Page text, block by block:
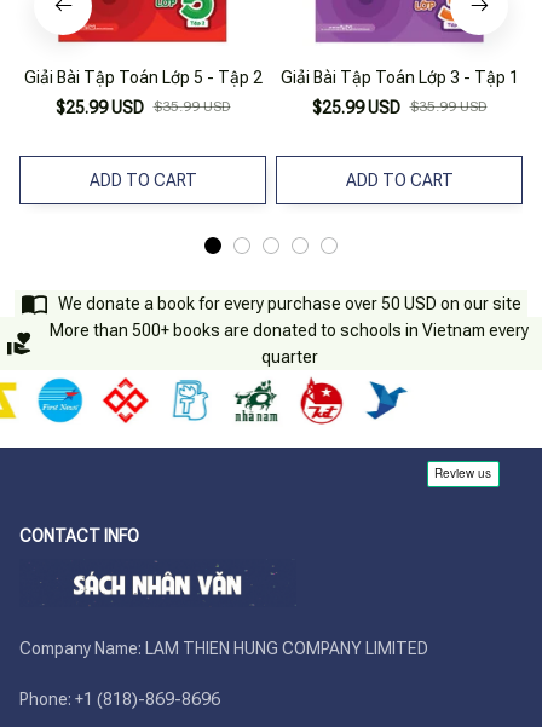
Giải Bài Tập Toán Lớp 5 - Tập 2
$25.99 USD $35.99 USD
ADD TO CART
Giải Bài Tập Toán Lớp 3 - Tập 1
$25.99 USD $35.99 USD
ADD TO CART
We donate a book for every purchase over 50 USD on our site
More than 500+ books are donated to schools in Vietnam every
quarter
CONTACT INFO
Company Name: LAM THIEN HUNG COMPANY LIMITED
Phone: +1 (818)-869-8696